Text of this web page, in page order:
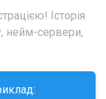
Історія
нейм-сервери,